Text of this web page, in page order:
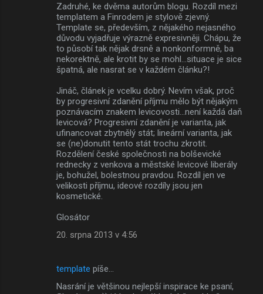
Zadruhé, ke dvěma autorům blogu. Rozdíl mezi
templatem a Finrodem je stylově zjevný.
Template se, především, z nějakého nejasného
důvodu vyjadřuje výrazně expresivněji. Chápu, že
to působí tak nějak drsně a nonkonformně, ba
nekorektně, ale krotit by se mohl...situace je sice
špatná, ale nasrat se v každém článku?!
Jináč, článek je vcelku dobrý. Nevím však, proč
by progresivní zdanění příjmu mělo být nějakým
poznávacím znakem levicovosti...není každá daň
levicová? Progresivní zdanění je varianta, jak
ufinancovat zbytnělý stát; lineární varianta, jak
se (ne)donutit tento stát trochu zkrotit.
Rozdělení české společnosti na bolševické
rednecky z venkova a městské levicové liberály
je, bohužel, bolestnou pravdou. Rozdíl jen ve
velikosti příjmu, ideové rozdíly jsou jen
kosmetické.
Glosátor
20. srpna 2013 v 4:56
template píše…
Nasrání je většinou nejlepší inspirace ke psaní,